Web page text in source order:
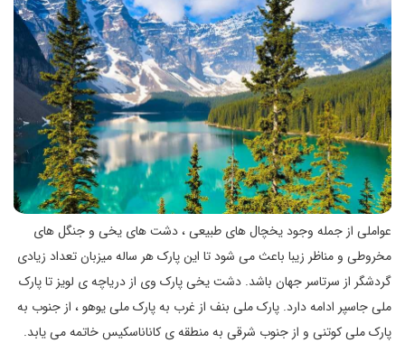
عواملی از جمله وجود یخچال های طبیعی ، دشت های یخی و جنگل های
مخروطی و مناظر زیبا باعث می شود تا این پارک هر ساله میزبان تعداد زیادی
گردشگر از سرتاسر جهان باشد. دشت یخی پارک وی از دریاچه ی لویز تا پارک
ملی جاسپر ادامه دارد. پارک ملی بنف از غرب به پارک ملی یوهو ، از جنوب به
پارک ملی کوتنی و از جنوب شرقی به منطقه ی کاناناسکیس خاتمه می یابد.